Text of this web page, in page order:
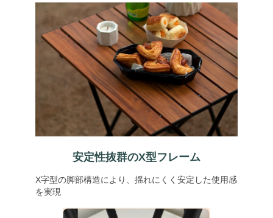
安定性抜群のX型フレーム
X字型の脚部構造により、揺れにくく安定した使用感
を実現